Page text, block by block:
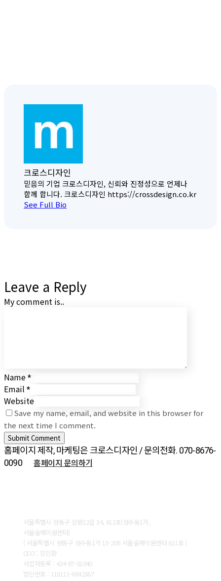
크로스디자인
믿음의 기업 크로스디자인, 신뢰와 진정성으로 언제나
함께 합니다. 크로스디자인 https://crossdesign.co.kr
See Full Bio
Leave a Reply
My comment is..
Name *
Email *
Website
Save my name, email, and website in this browser for
the next time I comment.
홈페이지 제작, 마케팅은 크로스디자인 / 문의전화. 070-8676-
0090
홈페이지 문의하기
서울특별시 성동구 상원12길 34, 611호(성수동1가,
서울숲에이원센터)
( 서울특별시 성동구 성수동1가 13-209 서울숲에이원센터 611호 )
CEO : 김민환
사업자등록 : 424-87-01040
법인번호 : 110111-6842367